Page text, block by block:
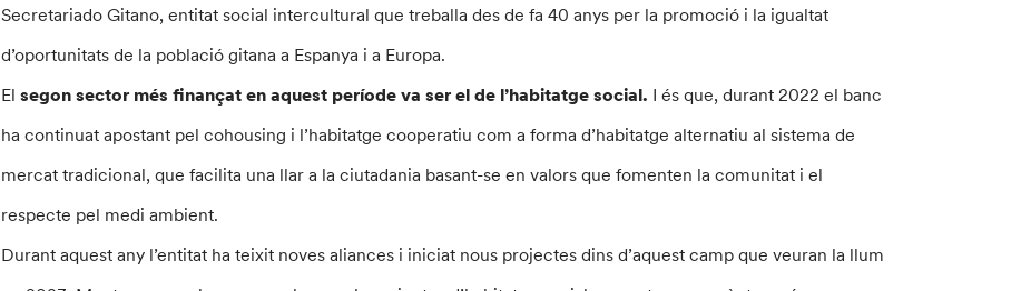
Secretariado Gitano, entitat social intercultural que treballa des de fa 40 anys per la promoció i la igualtat
d’oportunitats de la població gitana a Espanya i a Europa.
Elsegon sector més finançat en aquest període va ser el de l’habitatge social. I és que, durant 2022 el banc
ha continuat apostant pel cohousing i l’habitatge cooperatiu com a forma d’habitatge alternatiu al sistema de
mercat tradicional, que facilita una llar a la ciutadania basant-se en valors que fomenten la comunitat i el
respecte pel medi ambient.
Durant aquest any l’entitat ha teixit noves aliances i iniciat nous projectes dins d’aquest camp que veuran la llum